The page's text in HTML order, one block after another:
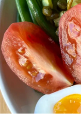
Copiar